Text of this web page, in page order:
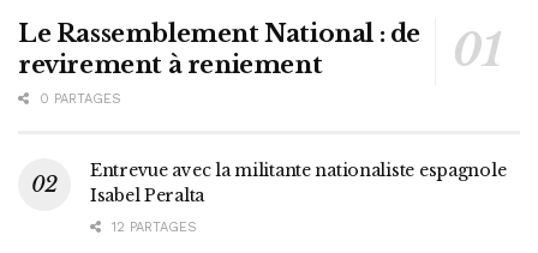
Le Rassemblement National : de
revirement à reniement
0 PARTAGES
Entrevue avec la militante nationaliste espagnole
Isabel Peralta
12 PARTAGES